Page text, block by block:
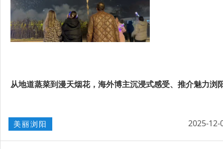
从地道蒸菜到漫天烟花，海外博主沉浸式感受、推介魅力浏
美丽浏阳 2025-12-